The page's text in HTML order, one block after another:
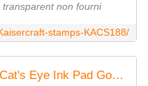
non fourni
stamps-KACS188/
ColorBox Metallic Pigment Cat's Eye Ink Pad Gold Clearsnap Fée du Scrap